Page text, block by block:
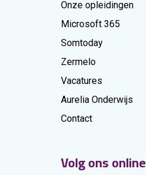
Onze opleidingen
Microsoft 365
Somtoday
Zermelo
Vacatures
Aurelia Onderwijs
Contact
Volg ons online